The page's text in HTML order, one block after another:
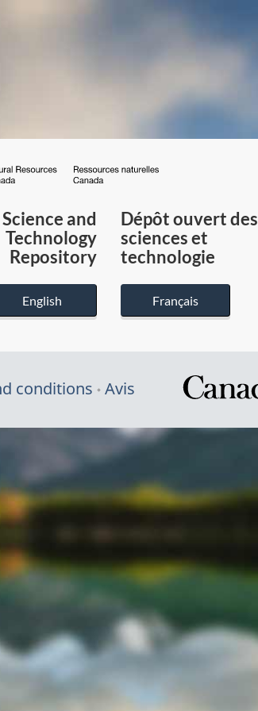
du
Canada
and
Technology
Repository
English
Dépôt ouvert des
sciences et
technologie
Français
conditions Avis